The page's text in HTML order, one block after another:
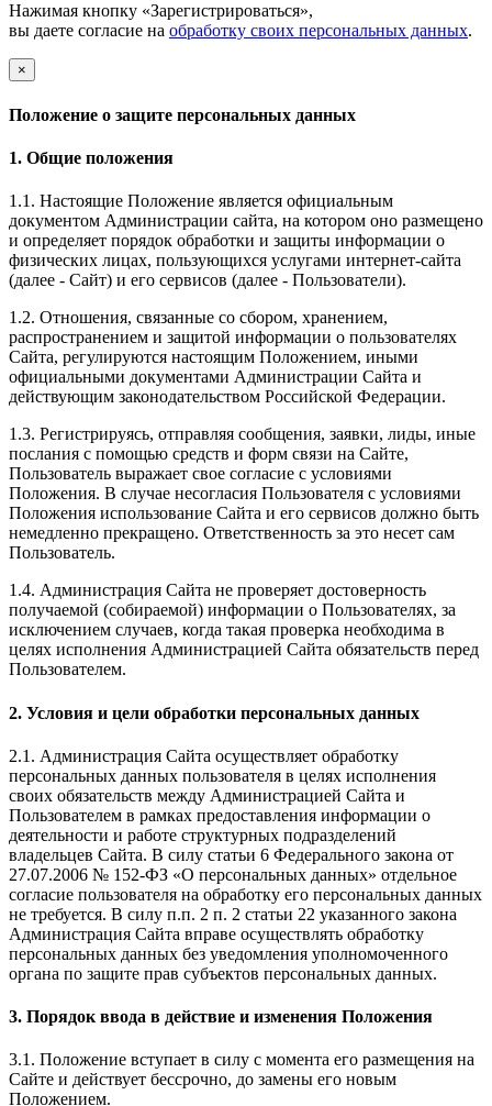
Нажимая кнопку «Зарегистрироваться»,
вы даете согласие на обработку своих персональных данных.
×
Положение о защите персональных данных
1. Общие положения
1.1. Настоящие Положение является официальным
документом Администрации сайта, на котором оно размещено
и определяет порядок обработки и защиты информации о
физических лицах, пользующихся услугами интернет-сайта
(далее - Сайт) и его сервисов (далее - Пользователи).
1.2. Отношения, связанные со сбором, хранением,
распространением и защитой информации о пользователях
Сайта, регулируются настоящим Положением, иными
официальными документами Администрации Сайта и
действующим законодательством Российской Федерации.
1.3. Регистрируясь, отправляя сообщения, заявки, лиды, иные
послания с помощью средств и форм связи на Сайте,
Пользователь выражает свое согласие с условиями
Положения. В случае несогласия Пользователя с условиями
Положения использование Сайта и его сервисов должно быть
немедленно прекращено. Ответственность за это несет сам
Пользователь.
1.4. Администрация Сайта не проверяет достоверность
получаемой (собираемой) информации о Пользователях, за
исключением случаев, когда такая проверка необходима в
целях исполнения Администрацией Сайта обязательств перед
Пользователем.
2. Условия и цели обработки персональных данных
2.1. Администрация Сайта осуществляет обработку
персональных данных пользователя в целях исполнения
своих обязательств между Администрацией Сайта и
Пользователем в рамках предоставления информации о
деятельности и работе структурных подразделений
владельцев Сайта. В силу статьи 6 Федерального закона от
27.07.2006 № 152-ФЗ «О персональных данных» отдельное
согласие пользователя на обработку его персональных данных
не требуется. В силу п.п. 2 п. 2 статьи 22 указанного закона
Администрация Сайта вправе осуществлять обработку
персональных данных без уведомления уполномоченного
органа по защите прав субъектов персональных данных.
3. Порядок ввода в действие и изменения Положения
3.1. Положение вступает в силу с момента его размещения на
Сайте и действует бессрочно, до замены его новым
Положением.